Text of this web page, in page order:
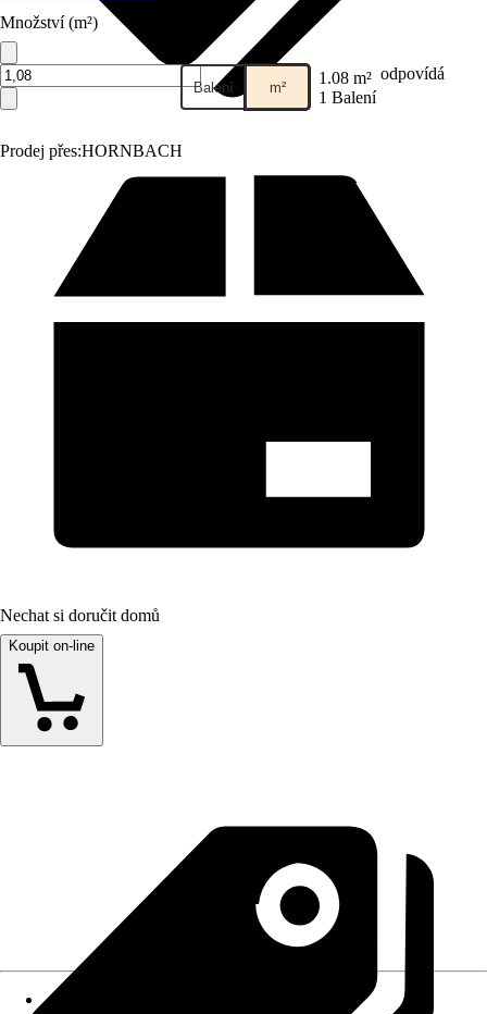
Prodej přes:HORNBACH
Množství (m²)
Balení m² 1.08 m² odpovídá
1 Balení
Nechat si doručit domů
Koupit on-line